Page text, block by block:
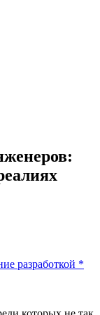
разработкой *